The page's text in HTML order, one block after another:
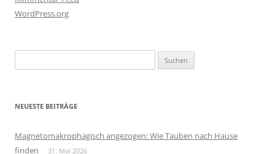
WordPress.org
nach:
NEUESTE BEITRÄGE
Magnetomakrophagisch angezogen: Wie Tauben nach Hause
finden
31. Mai 2026